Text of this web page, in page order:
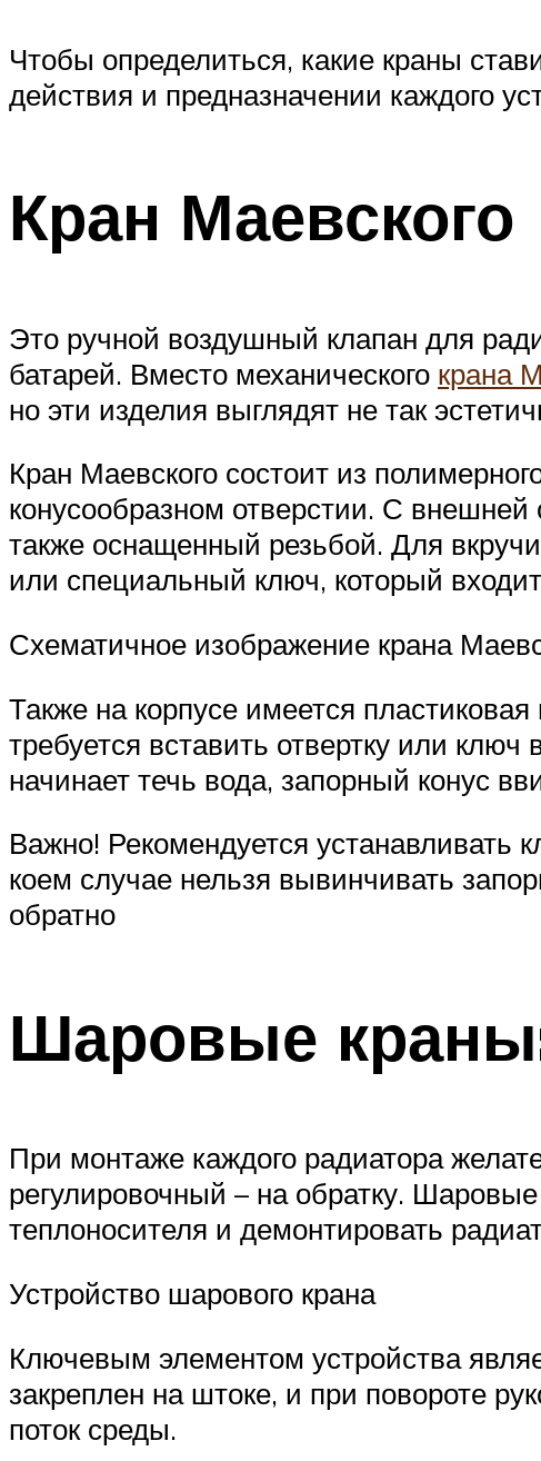
Чтобы определиться, какие краны
действия и предназначении каждого
Кран Маевского
Это ручной воздушный клапан для
батарей. Вместо механического крана
но эти изделия выглядят не так
Кран Маевского состоит из
конусообразном отверстии. С
также оснащенный резьбой. Для
или специальный ключ, который
Схематичное изображение крана
Также на корпусе имеется
требуется вставить отвертку или ключ
начинает течь вода, запорный конус
Важно! Рекомендуется устанавливать
коем случае нельзя вывинчивать
обратно
Шаровые
При монтаже каждого радиатора
регулировочный – на обратку.
теплоносителя и демонтировать
Устройство шарового крана
Ключевым элементом устройства
закреплен на штоке, и при повороте
поток среды.